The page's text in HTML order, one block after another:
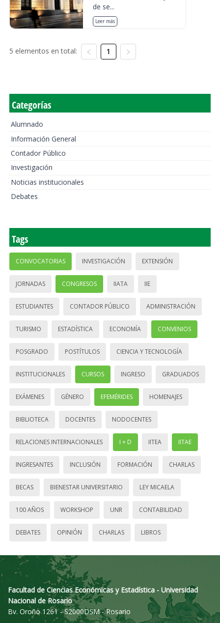
de se...
Leer más
5 elementos en total: 1
Categorías
Alumnado
Información General
Contador Público
Investigación
Noticias institucionales
Debates
Tags
CONVOCATORIAS INVESTIGACIÓN EXTENSIÓN
JORNADAS CONGRESOS IIATA IIE
ESTUDIANTES CONTADOR PÚBLICO ADMINISTRACIÓN
TURISMO ESTADÍSTICA ECONOMÍA CONVENIOS
POSGRADO POSTÍTULOS CIENCIA Y TECNOLOGÍA
INSTITUCIONALES CURSOS INGRESO GRADUADOS
EXÁMENES GÉNERO EFEMÉRIDES HOMENAJES
BIBLIOTECA DOCENTES NODOCENTES
RELACIONES INTERNACIONALES I + D IITEA IITAE
INGRESANTES INCLUSIÓN FORMACIÓN CHARLAS
BECAS BIENESTAR UNIVERSITARIO LEY MICAELA
100 AÑOS WORKSHOP UNR CONTABILIDAD
DEBATES OPINIÓN CHARLAS LIBROS
Facultad de Ciencias Económicas y Estadística - Universidad
Nacional de Rosario
Bv. Oroño 1261 - S2000DSM - Rosario